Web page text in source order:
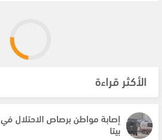
الأكثر قراءة
إصابة مواطن برصاص الاحتلال في
بيتا